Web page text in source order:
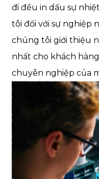
đi đều in dấu sự
tôi đối với sự nghiệp
chúng tôi giới thiệu
nhất cho khách
chuyên nghiệp của